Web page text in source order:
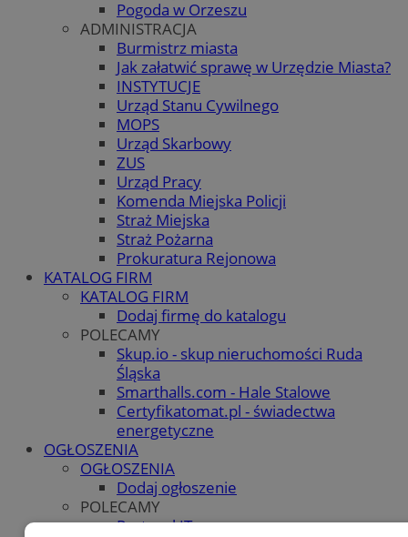
Pogoda w Orzeszu
ADMINISTRACJA
Burmistrz miasta
Jak załatwić sprawę w Urzędzie Miasta?
INSTYTUCJE
Urząd Stanu Cywilnego
MOPS
Urząd Skarbowy
ZUS
Urząd Pracy
Komenda Miejska Policji
Straż Miejska
Straż Pożarna
Prokuratura Rejonowa
KATALOG FIRM
KATALOG FIRM
Dodaj firmę do katalogu
POLECAMY
Skup.io - skup nieruchomości Ruda
Śląska
Smarthalls.com - Hale Stalowe
Certyfikatomat.pl - świadectwa
energetyczne
OGŁOSZENIA
OGŁOSZENIA
Dodaj ogłoszenie
POLECAMY
Protocol IT